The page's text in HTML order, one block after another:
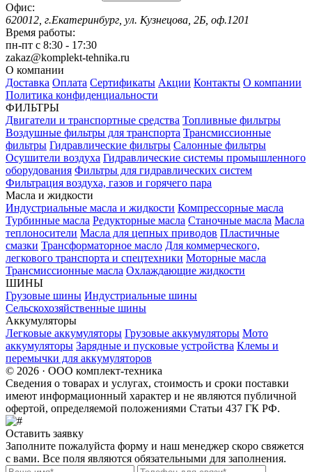
Офис:
620012, г.Екатеринбург, ул. Кузнецова, 2Б, оф.1201
Время работы:
пн-пт с 8:30 - 17:30
zakaz@komplekt-tehnika.ru
О компании
Доставка Оплата Сертификаты Акции Контакты О компании
Политика конфиденциальности
ФИЛЬТРЫ
Двигатели и транспортные средства Топливные фильтры
Воздушные фильтры для транспорта Трансмиссионные
фильтры Гидравлические фильтры Салонные фильтры
Осушители воздуха Гидравлические системы промышленного
оборудования Фильтры для гидравлических систем
Фильтрация воздуха, газов и горячего пара
Масла и жидкости
Индустриальные масла и жидкости Компрессорные масла
Турбинные масла Редукторные масла Станочные масла Масла
теплоносители Масла для цепных приводов Пластичные
смазки Трансформаторное масло Для коммерческого,
легкового транспорта и спецтехники Моторные масла
Трансмиссионные масла Охлаждающие жидкости
ШИНЫ
Грузовые шины Индустриальные шины
Сельскохозяйственные шины
Аккумуляторы
Легковые аккумуляторы Грузовые аккумуляторы Мото
аккумуляторы Зарядные и пусковые устройства Клемы и
перемычки для аккумуляторов
© 2026 · ООО комплект-техника
Сведения о товарах и услугах, стоимость и сроки поставки
имеют информационный характер и не являются публичной
офертой, определяемой положениями Статьи 437 ГК РФ.
Оставить заявку
Заполните пожалуйста форму и наш менеджер скоро свяжется
с вами. Все поля являются обязательными для заполнения.